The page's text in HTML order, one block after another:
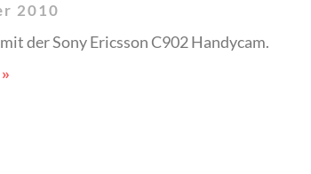
2010
der Sony Ericsson C902 Handycam.